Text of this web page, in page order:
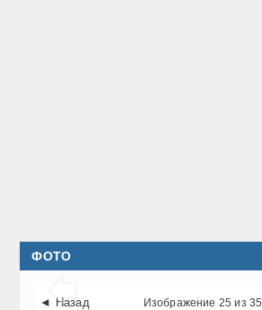
ФОТО

◄ Назад Изображение 25 из 35